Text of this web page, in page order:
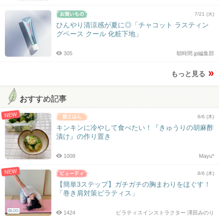
7/21 (火)
ひんやり清涼感が夏に◎「チャコット ラスティン
グベース クール 化粧下地」
朝時間.jp編集部
305
もっと見る
おすすめ記事
NEW 8/6 (木)
キンキンに冷やして食べたい！『きゅうりの胡麻酢
漬け』の作り置き
Mayu*
1008
NEW
BLOG
8/6 (木)
【簡単3ステップ】ガチガチの胸まわりをほぐす！
「巻き肩対策ピラティス」
ピラティスインストラクター 澤田みのり
1424